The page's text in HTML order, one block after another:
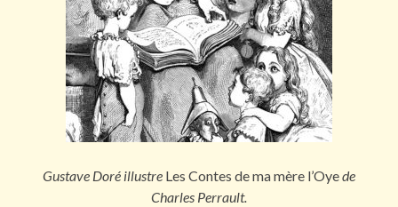
Gustave Doré illustreLes Contes de ma mère l’Oyede
Charles Perrault.